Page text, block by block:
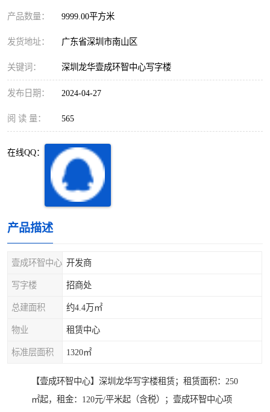
产品数量： 9999.00平方米
发货地址： 广东省深圳市南山区
关键词： 深圳龙华壹成环智中心写字楼
发布日期： 2024-04-27
阅 读 量： 565
在线QQ：
产品描述
壹成环智中心 开发商
写字楼 招商处
总建面积 约4.4万㎡
物业 租赁中心
标准层面积 1320㎡
【壹成环智中心】深圳龙华写字楼租赁；租赁面积：250
㎡起，租金：120元/平米起（含税）；壹成环智中心项
车公庙
中心区
南山区 西丽
深圳超级总部基地 后海
龙岗区
光明区
龙华观澜